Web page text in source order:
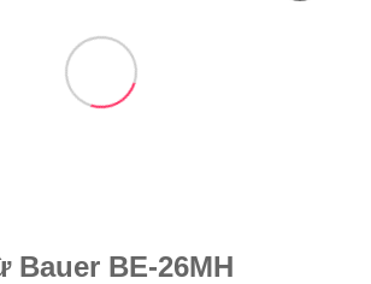
Bauer BE-26MH